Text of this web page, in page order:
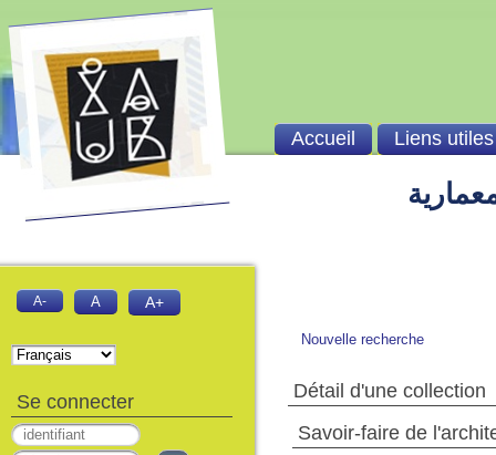
Nouvelle recherche
Détail d'une collection
Savoir-faire de
Accueil Liens utiles
A- A A+
Se connecter